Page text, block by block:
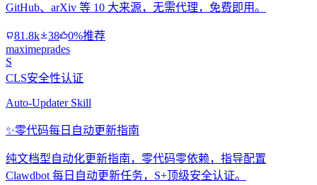
GitHub、arXiv 等 10 大来源，无需代理，免费即用。
81.8k 38
0%推荐
maximeprades
S
CLS安全性认证
Auto-Updater Skill
✨零代码每日自动更新指南
纯文档型自动化更新指南，零代码零依赖，指导配置
Clawdbot 每日自动更新任务，S+顶级安全认证。